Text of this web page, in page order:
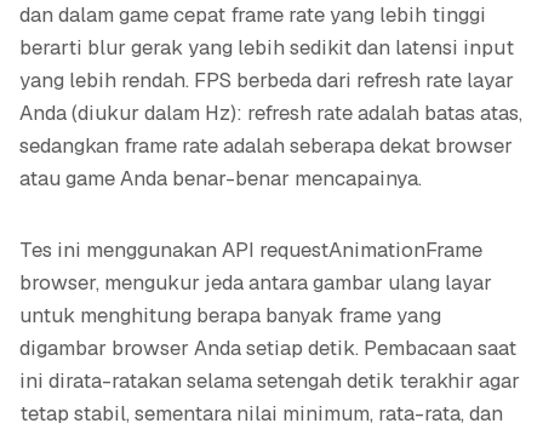
dan dalam game cepat frame rate yang lebih tinggi
berarti blur gerak yang lebih sedikit dan latensi input
yang lebih rendah. FPS berbeda dari refresh rate layar
Anda (diukur dalam Hz): refresh rate adalah batas atas,
sedangkan frame rate adalah seberapa dekat browser
atau game Anda benar-benar mencapainya.
Tes ini menggunakan API requestAnimationFrame
browser, mengukur jeda antara gambar ulang layar
untuk menghitung berapa banyak frame yang
digambar browser Anda setiap detik. Pembacaan saat
ini dirata-ratakan selama setengah detik terakhir agar
tetap stabil, sementara nilai minimum, rata-rata, dan